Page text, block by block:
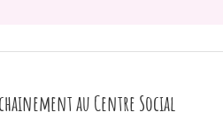
au Centre Social